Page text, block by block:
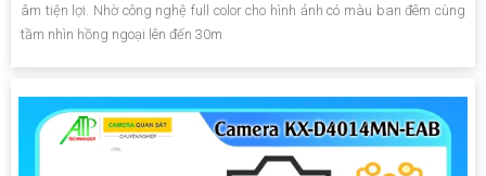
âm tiện lợi. Nhờ công nghệ full color cho hình ảnh có màu ban đêm cùng
tầm nhìn hồng ngoại lên đến 30m